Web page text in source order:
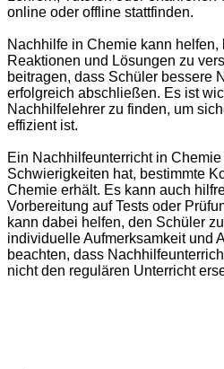
online oder offline stattfinden.
Nachhilfe in Chemie kann
Reaktionen und Lösungen zu
beitragen, dass Schüler bessere
erfolgreich abschließen. Es ist
Nachhilfelehrer zu finden, um
effizient ist.
Ein Nachhilfeunterricht in
Schwierigkeiten hat, bestimmte
Chemie erhält. Es kann auch
Vorbereitung auf Tests oder
kann dabei helfen, den Schüler
individuelle Aufmerksamkeit und
beachten, dass
nicht den regulären Unterricht